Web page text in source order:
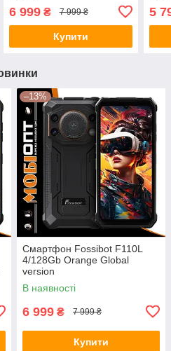
6 999₴ 7 999 ₴
Купити
5
–13%
Смартфон Fossibot F110L
4/128Gb Orange Global
version
В наявності
6 999 ₴ 7 999 ₴
Купити